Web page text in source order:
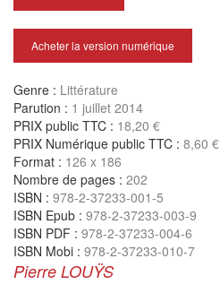
Acheter la version numérique
Genre : Littérature
Parution : 1 juillet 2014
PRIX public TTC : 18,20 €
PRIX Numérique public TTC : 8,60 €
Format : 126 x 186
Nombre de pages : 202
ISBN : 978-2-37233-001-5
ISBN Epub : 978-2-37233-003-9
ISBN PDF : 978-2-37233-004-6
ISBN Mobi : 978-2-37233-010-7
Pierre LOUŸS